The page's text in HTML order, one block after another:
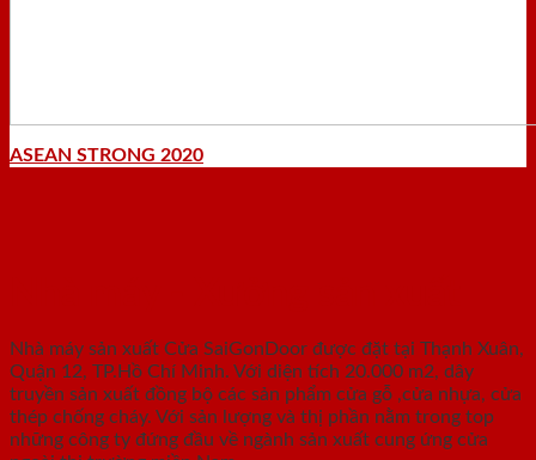
ASEAN STRONG 2020
Nhà máy sản xuất Cửa SaiGonDoor được đặt tại Thạnh Xuân,
Quận 12, TP.Hồ Chí Minh. Với diện tích 20.000 m2, dây
truyền sản xuất đồng bộ các sản phẩm cửa gỗ ,cửa nhựa, cửa
thép chống cháy. Với sản lượng và thị phần nằm trong top
những công ty đứng đầu về ngành sản xuất cung ứng cửa